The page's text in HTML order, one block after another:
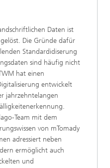
Daten ist
Die Gründe dafür
Standardidiserung
sind häufig nicht
hat einen
entwickelt
jahrzehntelangen
Team mit dem
von mTomady
adressiert neben
ermöglicht auch
und